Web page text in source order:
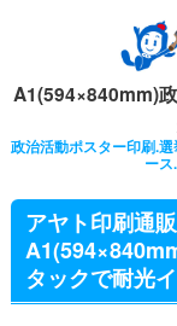
A1(594×840mm)
政治活動ポスター印刷.
ー
アヤト印刷通
タックで耐光